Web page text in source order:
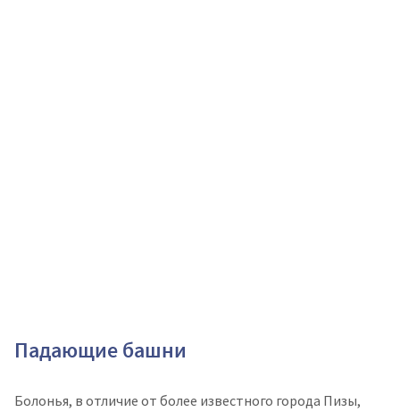
Падающие башни
Болонья, в отличие от более известного города Пизы,